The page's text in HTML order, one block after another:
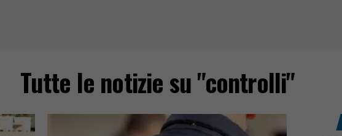
Tutte le notizie su "controlli"